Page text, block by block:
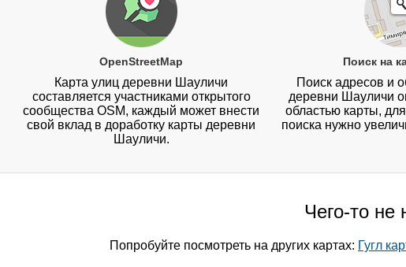
OpenStreetMap
Карта улиц деревни Шауличи
составляется участниками открытого
сообщества OSM, каждый может внести
свой вклад в доработку карты деревни
Шауличи.
Поиск на
Поиск адресов и
деревни Шауличи
областью карты,
поиска нужно
Чего-то не
Попробуйте посмотреть на других картах: Гугл